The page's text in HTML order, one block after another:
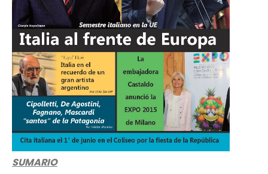
SUMARIO